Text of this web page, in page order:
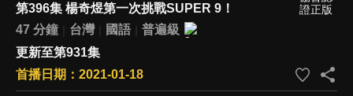
第396集 楊奇煜第一次挑戰SUPER 9！
47 分鐘
台灣 國語
普遍級
更新至第931集
首播日期：2021-01-18